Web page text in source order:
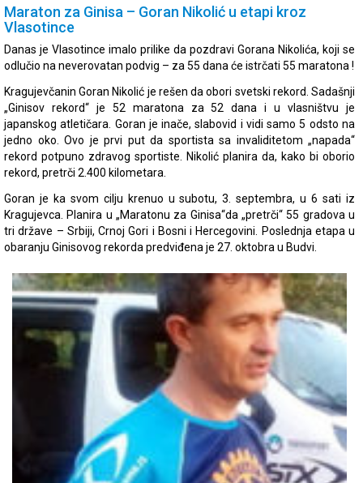
Maraton za Ginisa – Goran Nikolić u etapi kroz
Vlasotince
Danas je Vlasotince imalo prilike da pozdravi Gorana Nikolića, koji se
odlučio na neverovatan podvig – za 55 dana će istrčati 55 maratona !
Kragujevčanin Goran Nikolić je rešen da obori svetski rekord. Sadašnji
„Ginisov rekord“ je 52 maratona za 52 dana i u vlasništvu je
japanskog atletičara. Goran je inače, slabovid i vidi samo 5 odsto na
jedno oko. Ovo je prvi put da sportista sa invaliditetom „napada“
rekord potpuno zdravog sportiste. Nikolić planira da, kako bi oborio
rekord, pretrči 2.400 kilometara.
Goran je ka svom cilju krenuo u subotu, 3. septembra, u 6 sati iz
Kragujevca. Planira u „Maratonu za Ginisa“da „pretrči“ 55 gradova u
tri države – Srbiji, Crnoj Gori i Bosni i Hercegovini. Poslednja etapa u
obaranju Ginisovog rekorda predviđena je 27. oktobra u Budvi.